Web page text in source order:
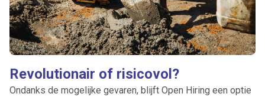
Revolutionair of risicovol?
Ondanks de mogelijke gevaren, blijft Open Hiring een optie